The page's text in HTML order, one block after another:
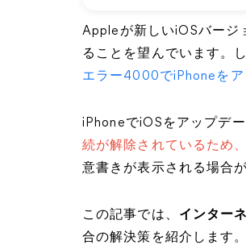
Appleが新しいiOSバージ
ることを望んでいます。
エラー4000でiPhoneをア
iPhoneでiOSをアップデー
続が解除されているため
意書きが表示される場合
この記事では、 インター
合の解決策を紹介します。